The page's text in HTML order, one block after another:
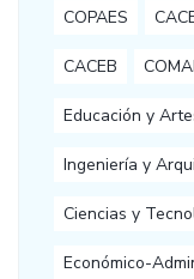
COPAES
CACEB
Educación y
Ingeniería y
Ciencias y
Económico-